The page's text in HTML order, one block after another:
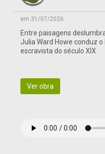
em 31/07/2026
Entre paisagens
Julia Ward Howe conduz
escravista do século XIX
Ver obra